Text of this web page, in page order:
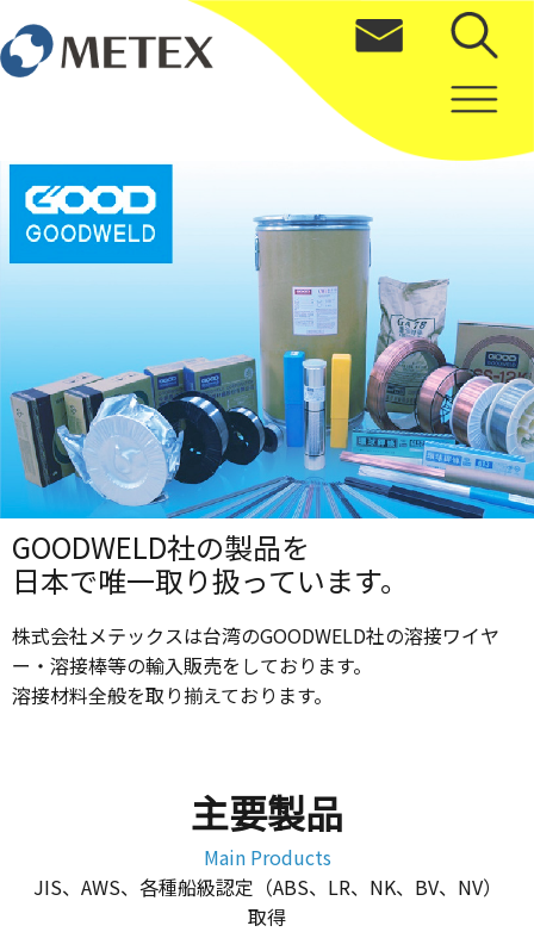
GOODWELD社の製品を
日本で唯一取り扱っています。
株式会社メテックスは台湾のGOODWELD社の溶接ワイヤ
ー・溶接棒等の輸入販売をしております。
溶接材料全般を取り揃えております。
主要製品
Main Products
JIS、AWS、各種船級認定（ABS、LR、NK、BV、NV）
取得